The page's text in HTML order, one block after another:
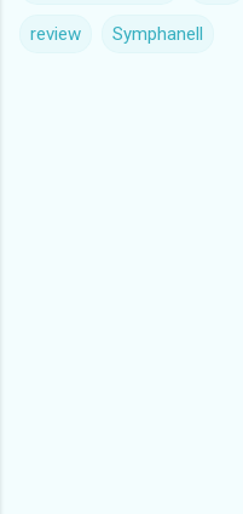
review Symphanell